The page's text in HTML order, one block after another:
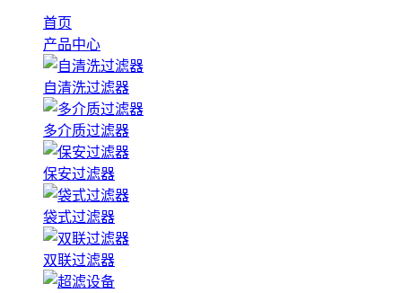
首页
产品中心
自清洗过滤器
多介质过滤器
保安过滤器
袋式过滤器
双联过滤器